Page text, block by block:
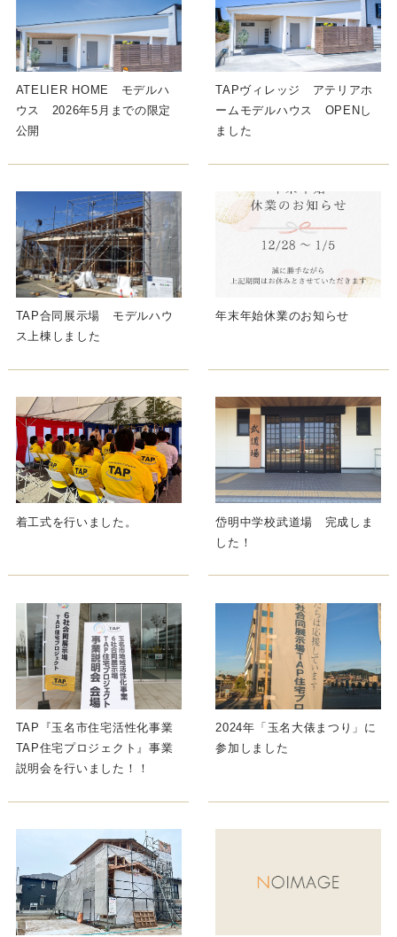
ATELIER HOME モデルハ
ウス 2026年5月までの限定
公開
TAPヴィレッジ アテリアホ
ームモデルハウス OPENし
ました
TAP合同展示場 モデルハウ
ス上棟しました
年末年始休業のお知らせ
着工式を行いました。
岱明中学校武道場 完成しま
した！
TAP『玉名市住宅活性化事業
TAP住宅プロジェクト』事業
説明会を行いました！！
2024年「玉名大俵まつり」に
参加しました